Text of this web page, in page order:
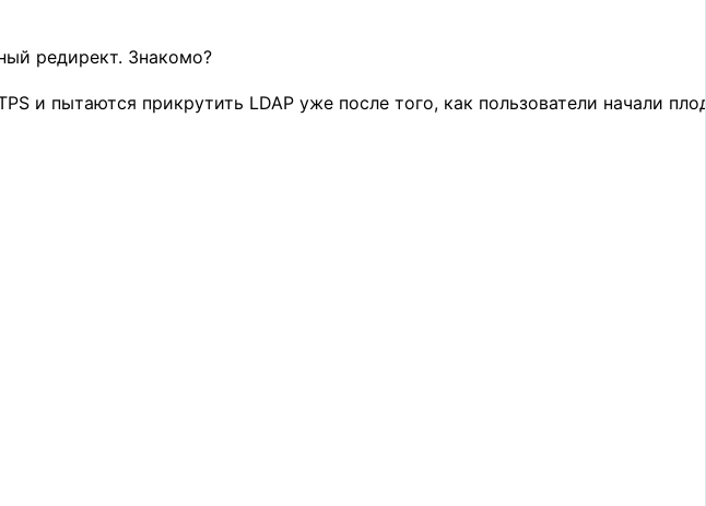
редирект. Знакомо?
и пытаются прикрутить LDAP уже после того, как пользователи начали